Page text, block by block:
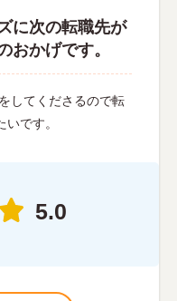
に次の転職先が
おかげです。
してくださるので転
です。
5.0